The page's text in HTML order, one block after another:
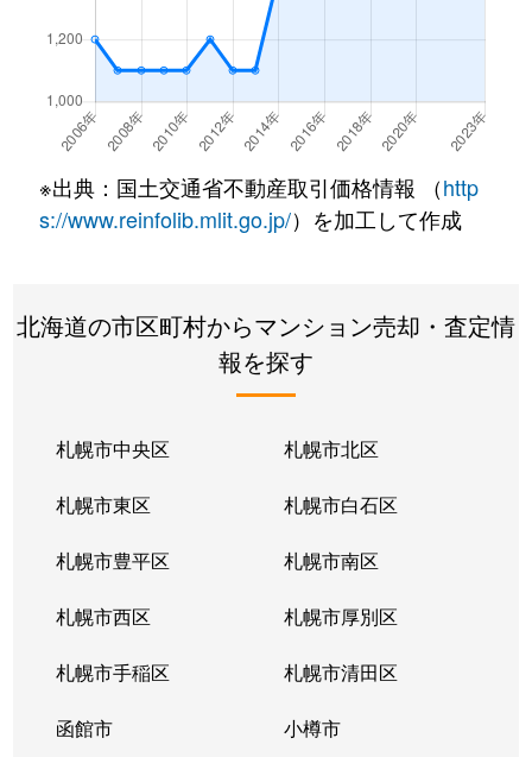
厚別東１条 2,400万円
厚別東２条
1,300万円
新さっぽろ
厚別東２条
2,200万円
新さっぽろ
厚別東２条
2,500万円
新さっぽろ
厚別東４条
1,900万円
新さっぽろ
1,800万円
厚別東４条
2,400万円
新さっぽろ
厚別東４条
2,700万円
森林公園(北海道)
厚別東５条
1,800万円
新さっぽろ
厚別東５条
1,200万円
森林公園(北海道)
厚別南
3,000万円
ひばりが丘(北海道)
厚別南
4,200万円
ひばりが丘(北海道)
※出典：国土交通省不動産取引価格情報 （http
s://www.reinfolib.mlit.go.jp/）を加工して作成
北海道の市区町村からマンション売却・査定情
報を探す
札幌市中央区 札幌市北区
札幌市東区 札幌市白石区
札幌市豊平区 札幌市南区
札幌市西区 札幌市厚別区
札幌市手稲区 札幌市清田区
函館市 小樽市